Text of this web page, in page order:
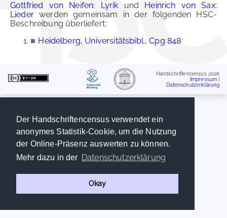
Der Handschriftencensus verwendet ein
anonymes Statistik-Cookie, um die Nutzung
der Online-Präsenz auswerten zu können.
Mehr dazu in der Datenschutzerklärung
Okay
Gottfried von Neifen: Lyrik und Heinrich von Sax:
Liederwerden gemeinsam in der folgenden HSC-
Beschreibung überliefert:
■ Heidelberg, Universitätsbibl., Cpg 848
Handschriftencensus 2026
Impressum
Datenschutzerklärung